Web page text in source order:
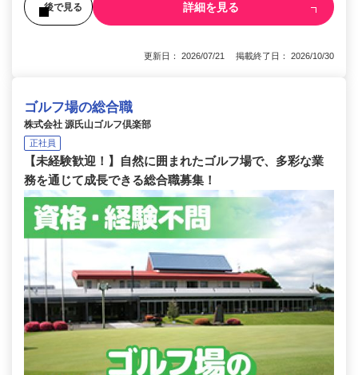
後で見る 詳細を見る
更新日： 2026/07/21 掲載終了日： 2026/10/30
ゴルフ場の総合職
株式会社 源氏山ゴルフ倶楽部
正社員
【未経験歓迎！】自然に囲まれたゴルフ場で、多彩な業
務を通じて成長できる総合職募集！